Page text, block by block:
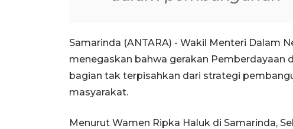
Samarinda (ANTARA) - Wakil Menteri Dalam
menegaskan bahwa gerakan Pemberdayaan
bagian tak terpisahkan dari strategi
masyarakat.
Menurut Wamen Ripka Haluk di Samarinda,